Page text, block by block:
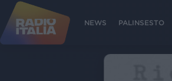
NEWS PALINSESTO